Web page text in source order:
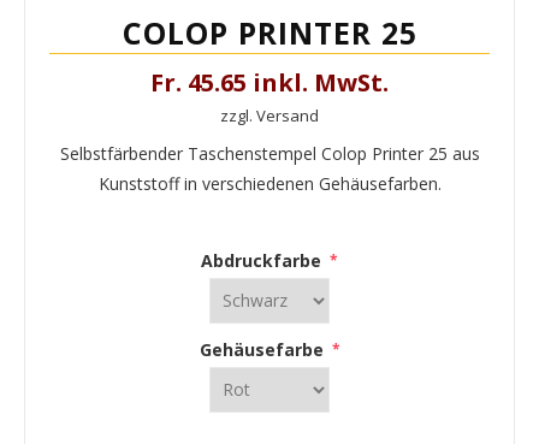
COLOP PRINTER 25
Fr. 45.65 inkl. MwSt.
zzgl. Versand
Selbstfärbender Taschenstempel Colop Printer 25 aus
Kunststoff in verschiedenen Gehäusefarben.
Abdruckfarbe *
Gehäusefarbe *